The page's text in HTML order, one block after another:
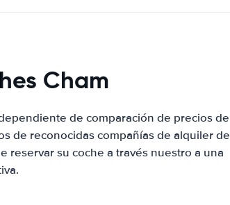
Cham
de comparación de precios de
de reconocidas compañías de alquiler de
reservar su coche a través nuestro a una